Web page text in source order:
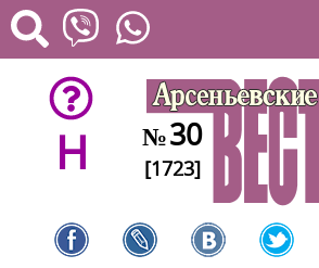
H №30
[1723]